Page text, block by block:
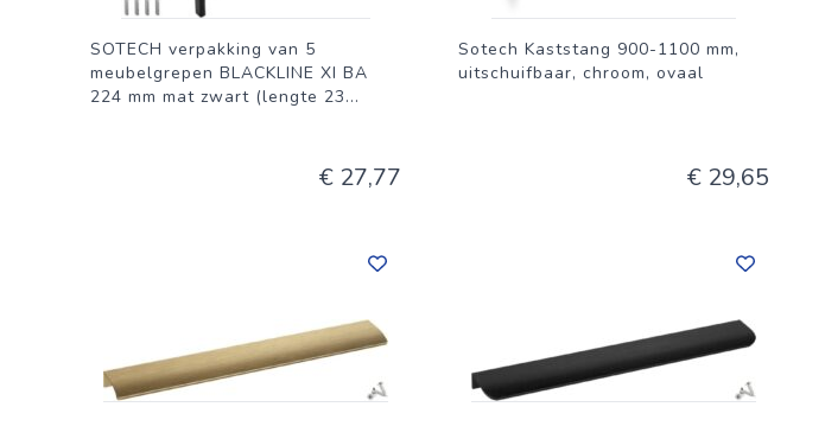
SOTECH verpakking van 5
meubelgrepen BLACKLINE XI BA
224 mm mat zwart (lengte 23...
€ 27,77
Sotech Kaststang 900-1100 mm,
uitschuifbaar, chroom, ovaal
€ 29,65